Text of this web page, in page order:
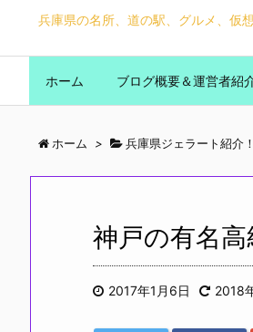
兵庫県の名所、道の駅、グルメ、仮
ホーム ブログ概要＆運営者紹
ホーム > 兵庫県ジェラート紹介！
神戸の有名
2017年1月6日 2018